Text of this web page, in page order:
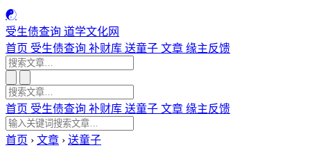
☯
受生债查询 道学文化网
首页 受生债查询 补财库 送童子 文章 缘主反馈
首页 受生债查询 补财库 送童子 文章 缘主反馈
首页 › 文章 › 送童子